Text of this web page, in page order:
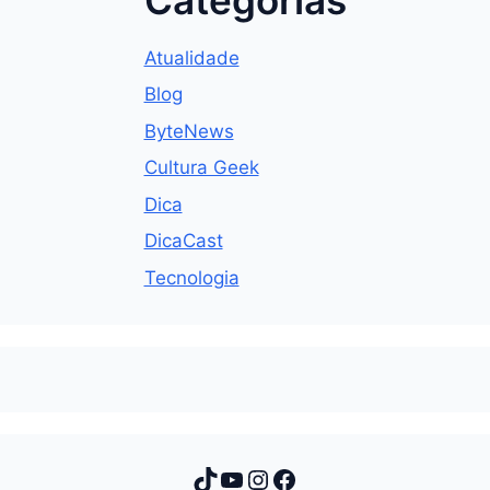
Atualidade
Blog
ByteNews
Cultura Geek
Dica
DicaCast
Tecnologia
TikTok
Youtube
Instagram
Facebook